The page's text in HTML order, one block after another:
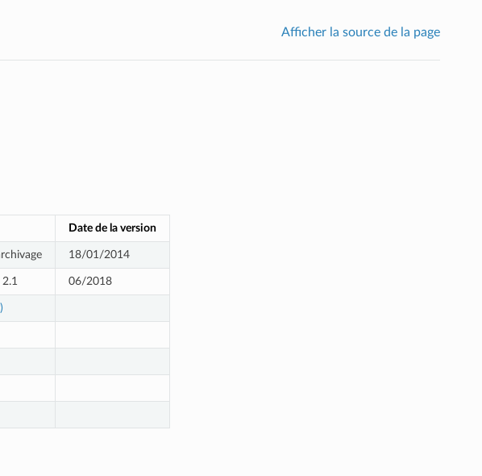
Afficher la source de la page
Date de la version
18/01/2014
06/2018